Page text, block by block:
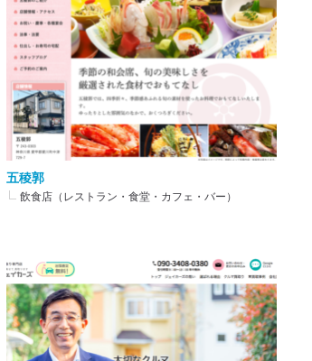
五稜郭
飲食店（レストラン・食堂・カフェ・バー）